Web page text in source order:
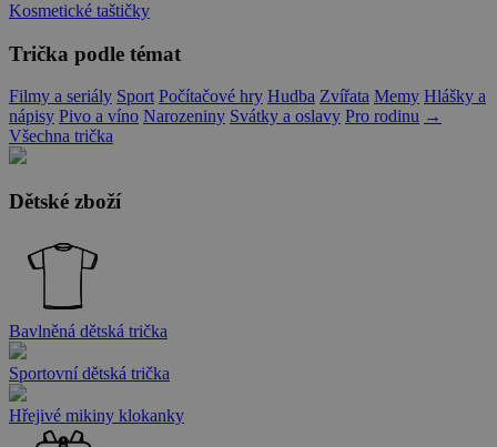
Kosmetické taštičky
Trička podle témat
Filmy a seriály Sport Počítačové hry Hudba Zvířata Memy Hlášky a
nápisy Pivo a víno Narozeniny Svátky a oslavy Pro rodinu →
Všechna trička
Dětské zboží
Bavlněná dětská trička
Sportovní dětská trička
Hřejivé mikiny klokanky